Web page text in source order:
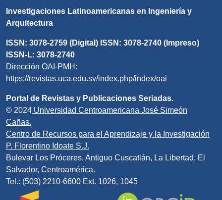
Investigaciones Latinoamericanas en Ingeniería y
Arquitectura
ISSN: 3078-2759 (Digital) ISSN: 3078-2740 (Impreso)
ISSN-L: 3078-2740
Dirección OAI-PMH:
https://revistas.uca.edu.sv/index.php/index/oai
Portal de Revistas y Publicaciones Seriadas.
© 2024 Universidad Centroamericana José Simeón
Cañas.
Centro de Recursos para el Aprendizaje y la Investigación
P. Florentino Idoate S.J.
Bulevar Los Próceres, Antiguo Cuscatlán, La Libertad, El
Salvador, Centroamérica.
Tel.: (503) 2210-6600 Ext. 1026, 1045